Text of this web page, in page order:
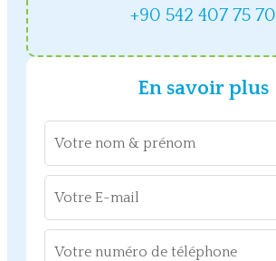
+90 542 407 75 70
En savoir plus